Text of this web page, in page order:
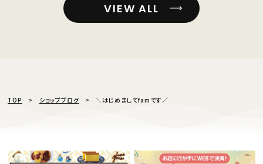
VIEW ALL
TOP ショップブログ ＼はじめましてfamです／